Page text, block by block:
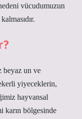
vücudumuzun
beyaz un ve
yiyeceklerin,
hayvansal
karın bölgesinde